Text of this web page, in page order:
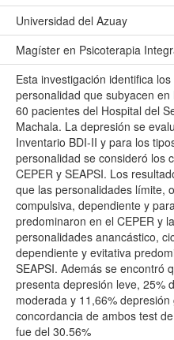
Universidad del Azuay
Magíster en Psicoterapia
Esta investigación identifica
personalidad que subyacen
60 pacientes del Hospital del
Machala. La depresión se
Inventario BDI-II y para los
personalidad se consideró los
CEPER y SEAPSI. Los
que las personalidades límite,
compulsiva, dependiente y
predominaron en el CEPER y
personalidades anancástico,
dependiente y evitativa
SEAPSI. Además se encontró
presenta depresión leve, 25%
moderada y 11,66%
concordancia de ambos test
fue del 30.56%